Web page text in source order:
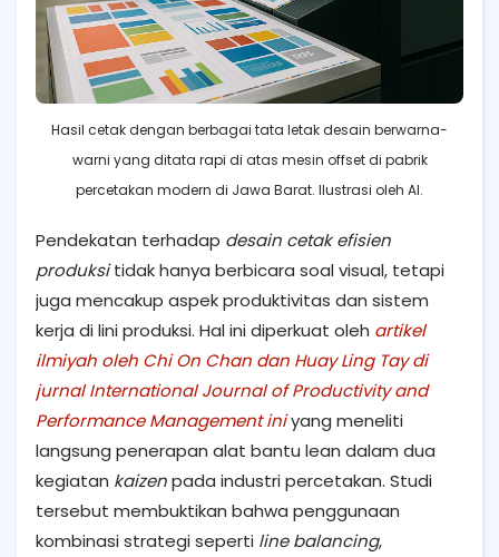
Hasil cetak dengan berbagai tata letak desain berwarna-
warni yang ditata rapi di atas mesin offset di pabrik
percetakan modern di Jawa Barat. Ilustrasi oleh AI.
Pendekatan terhadap desain cetak efisien
produksitidak hanya berbicara soal visual, tetapi
juga mencakup aspek produktivitas dan sistem
kerja di lini produksi. Hal ini diperkuat oleh artikel
ilmiyah oleh Chi On Chan dan Huay Ling Tay di
jurnal International Journal of Productivity and
Performance Management iniyang meneliti
langsung penerapan alat bantu lean dalam dua
kegiatan kaizenpada industri percetakan. Studi
tersebut membuktikan bahwa penggunaan
kombinasi strategi seperti line balancing,